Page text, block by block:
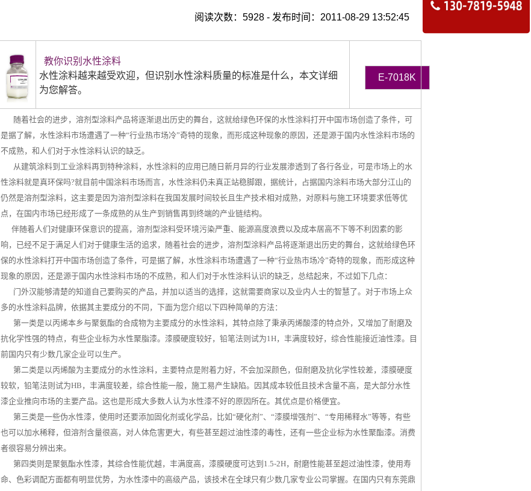
阅读次数：5928 - 发布时间：2011-08-29 13:52:45
教你识别水性涂料
水性涂料越来越受欢迎，但识别水性涂料质量的标准是什么，本文详细
为您解答。
E-7018K
随着社会的进步，溶剂型涂料产品将逐渐退出历史的舞台，这就给绿色环保的水性涂料打开中国市场创造了条件，可
是据了解，水性涂料市场遭遇了一种“行业热市场冷”奇特的现象，而形成这种现象的原因，还是源于国内水性涂料市场的
不成熟，和人们对于水性涂料认识的缺乏。
从建筑涂料到工业涂料再到特种涂料，水性涂料的应用已随日新月异的行业发展渗透到了各行各业，可是市场上的水
性涂料就是真环保吗?就目前中国涂料市场而言，水性涂料仍未真正站稳脚跟，据统计，占据国内涂料市场大部分江山的
仍然是溶剂型涂料，这主要是因为溶剂型涂料在我国发展时间较长且生产技术相对成熟，对原料与施工环境要求低等优
点，在国内市场已经形成了一条成熟的从生产到销售再到终端的产业链结构。
伴随着人们对健康环保意识的提高，溶剂型涂料受环境污染严重、能源高度浪费以及成本居高不下等不利因素的影
响，已经不足于满足人们对于健康生活的追求，随着社会的进步，溶剂型涂料产品将逐渐退出历史的舞台，这就给绿色环
保的水性涂料打开中国市场创造了条件，可是据了解，水性涂料市场遭遇了一种“行业热市场冷”奇特的现象，而形成这种
现象的原因，还是源于国内水性涂料市场的不成熟，和人们对于水性涂料认识的缺乏，总结起来，不过如下几点：
门外汉能够清楚的知道自己要购买的产品，并加以适当的选择，这就需要商家以及业内人士的智慧了。对于市场上众
多的水性涂料品牌，依据其主要成分的不同，下面为您介绍以下四种简单的方法：
第一类是以丙烯本乡与聚氨酯的合成物为主要成分的水性涂料，其特点除了秉承丙烯酸漆的特点外，又增加了耐磨及
抗化学性强的特点，有些企业标为水性聚脂漆。漆膜硬度较好，铅笔法则试为1H，丰满度较好，综合性能接近油性漆。目
前国内只有少数几家企业可以生产。
第二类是以丙烯酸为主要成分的水性涂料，主要特点是附着力好，不会加深颜色，但耐磨及抗化学性较差，漆膜硬度
较软，铅笔法则试为HB，丰满度较差，综合性能一般，施工易产生缺陷。因其成本较低且技术含量不高，是大部分水性
漆企业推向市场的主要产品。这也是形成大多数人认为水性漆不好的原因所在。其优点是价格便宜。
第三类是一些伪水性漆，使用时还要添加固化剂或化学品，比如“硬化剂”、“漆膜增强剂”、“专用稀释水”等等，有些
也可以加水稀释，但溶剂含量很高，对人体危害更大，有些甚至超过油性漆的毒性，还有一些企业标为水性聚酯漆。消费
者很容易分辨出来。
第四类则是聚氨酯水性漆，其综合性能优越，丰满度高，漆膜硬度可达到1.5-2H，耐磨性能甚至超过油性漆，使用寿
命、色彩调配方面都有明显优势，为水性漆中的高级产品，该技术在全球只有少数几家专业公司掌握。在国内只有东莞鼎